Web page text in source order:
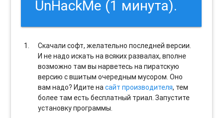
UnHackMe (1 минута).
Скачали софт, желательно последней версии.
И не надо искать на всяких развалах, вполне
возможно там вы нарветесь на пиратскую
версию с вшитым очередным мусором. Оно
вам надо? Идите насайт производителя, тем
более там есть бесплатный триал. Запустите
установку программы.